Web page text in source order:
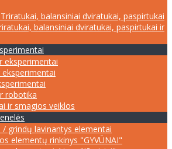
balansiniai dviratukai, paspirtukai
balansiniai dviratukai, paspirtukai ir
eksperimentai
robotika
ir smagios veiklos
/ grindų lavinantys elementai
elementų rinkinys "GYVŪNAI"